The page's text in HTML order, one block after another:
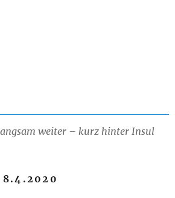
weiter – kurz hinter Insul
8.4.2020